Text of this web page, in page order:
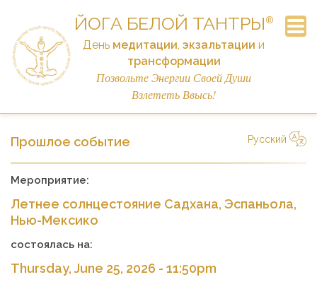
ЙОГА БЕЛОЙ ТАНТРЫ ®
День медитации,экзальтации и
трансформации
Позвольте Энергии Своей Души
Взлететь Ввысь!
Главная
Объявления
Семинар
Расписание
Контакты
Часто Задаваемые Вопросы
Истории
Ссылки
Подписка на рассылку
Пожертвовать
Прошлое событие
Русский
Мероприятие:
Летнее солнцестояние Садхана, Эспаньола,
Нью-Мексико
состоялась на:
Thursday, June 25, 2026 - 11:50pm